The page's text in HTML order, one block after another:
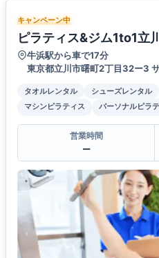
キャンペーン中
ピラティス&ジム1to1立
牛浜駅から車で17分
東京都立川市曙町2丁目32ー3
タオルレンタル シューズレンタル
マシンピラティス
パーソナルピラ
営業時間
ー